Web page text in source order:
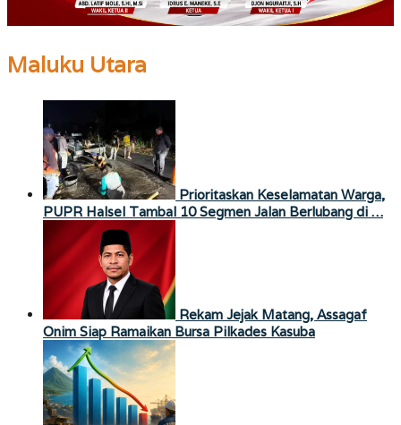
Maluku Utara
Prioritaskan Keselamatan Warga,
PUPR Halsel Tambal 10 Segmen Jalan Berlubang di …
Rekam Jejak Matang, Assagaf
Onim Siap Ramaikan Bursa Pilkades Kasuba